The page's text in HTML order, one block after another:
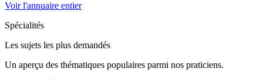
Voir l'annuaire entier
Spécialités
Les sujets les plus demandés
Un aperçu des thématiques populaires parmi nos praticiens.